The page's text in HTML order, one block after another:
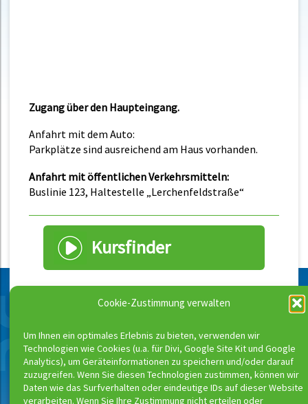
Cookie-Zustimmung verwalten
Um Ihnen ein optimales Erlebnis zu bieten, verwenden wir
Technologien wie Cookies (u.a. für Divi, Google Site Kit und Google
Analytics), um Geräteinformationen zu speichern und/oder darauf
zuzugreifen. Wenn Sie diesen Technologien zustimmen, können wir
Daten wie das Surfverhalten oder eindeutige IDs auf dieser Website
verarbeiten. Wenn Sie Ihre Zustimmung nicht erteilen oder
Zugang über den Haupteingang.
Anfahrt mit dem Auto:
Parkplätze sind ausreichend am Haus vorhanden.
Anfahrt mit öffentlichen Verkehrsmitteln:
Buslinie 123, Haltestelle „Lerchenfeldstraße“
Kursfinder
Schwimmbäder nach Orten
filtern
Komplette Liste unserer Schwimmbäder
>
Unsere Schwimmbäder in Berlin >